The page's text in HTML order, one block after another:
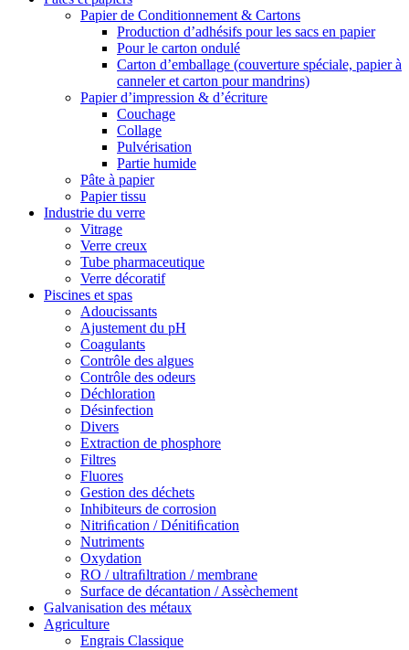
Papier de Conditionnement & Cartons
Production d’adhésifs pour les sacs en papier
Pour le carton ondulé
Carton d’emballage (couverture spéciale, papier à
canneler et carton pour mandrins)
Papier d’impression & d’écriture
Couchage
Collage
Pulvérisation
Partie humide
Pâte à papier
Papier tissu
Industrie du verre
Vitrage
Verre creux
Tube pharmaceutique
Verre décoratif
Piscines et spas
Adoucissants
Ajustement du pH
Coagulants
Contrôle des algues
Contrôle des odeurs
Déchloration
Désinfection
Divers
Extraction de phosphore
Filtres
Fluores
Gestion des déchets
Inhibiteurs de corrosion
Nitriﬁcation / Dénitiﬁcation
Nutriments
Oxydation
RO / ultraﬁltration / membrane
Surface de décantation / Assèchement
Galvanisation des métaux
Agriculture
Engrais Classique